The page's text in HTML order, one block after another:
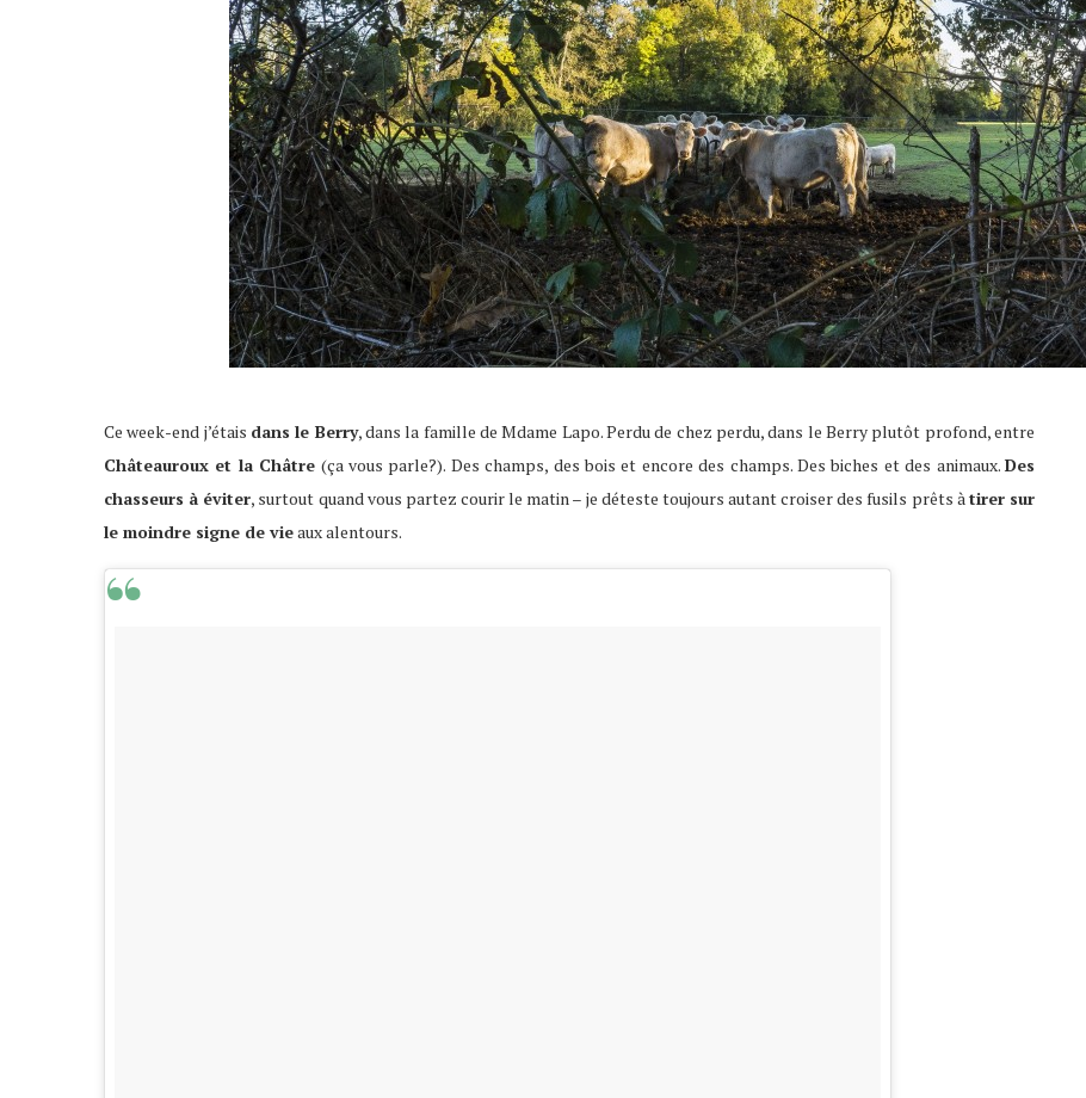
Ce week-end j’étais dans le Berry, dans la famille de Mdame Lapo. Perdu de chez perdu, dans le Berry plutôt profond, entre
Châteauroux et la Châtre (ça vous parle?). Des champs, des bois et encore des champs. Des biches et des animaux. Des
chasseurs à éviter, surtout quand vous partez courir le matin – je déteste toujours autant croiser des fusils prêts àtirer sur
le moindre signe de vieaux alentours.